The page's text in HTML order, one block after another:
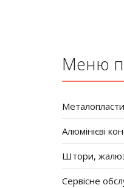
Меню
Алюмінієві
Штори,
Сервісне